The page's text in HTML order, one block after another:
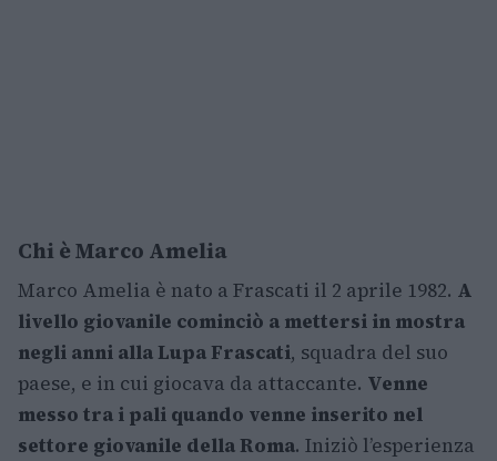
Chi è Marco Amelia
Marco Amelia è nato a Frascati il 2 aprile 1982. A
livello giovanile cominciò a mettersi in mostra
negli anni alla Lupa Frascati, squadra del suo
paese, e in cui giocava da attaccante. Venne
messo tra i pali quando venne inserito nel
settore giovanile della Roma. Iniziò l’esperienza